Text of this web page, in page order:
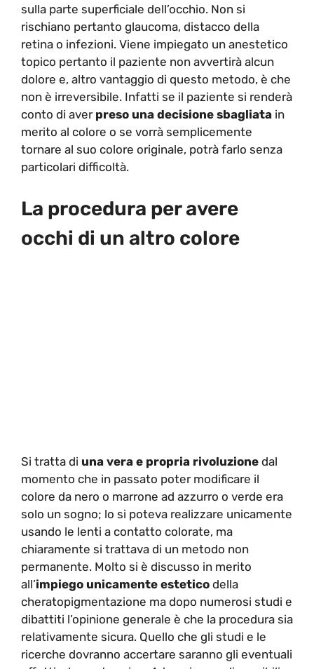
sulla parte superficiale dell’occhio. Non si
rischiano pertanto glaucoma, distacco della
retina o infezioni. Viene impiegato un anestetico
topico pertanto il paziente non avvertirà alcun
dolore e, altro vantaggio di questo metodo, è che
non è irreversibile. Infatti se il paziente si renderà
conto di aver preso una decisione sbagliata in
merito al colore o se vorrà semplicemente
tornare al suo colore originale, potrà farlo senza
particolari difficoltà.
La procedura per avere
occhi di un altro colore
Si tratta di una vera e propria rivoluzione dal
momento che in passato poter modificare il
colore da nero o marrone ad azzurro o verde era
solo un sogno; lo si poteva realizzare unicamente
usando le lenti a contatto colorate, ma
chiaramente si trattava di un metodo non
permanente. Molto si è discusso in merito
all’impiego unicamente estetico della
cheratopigmentazione ma dopo numerosi studi e
dibattiti l’opinione generale è che la procedura sia
relativamente sicura. Quello che gli studi e le
ricerche dovranno accertare saranno gli eventuali